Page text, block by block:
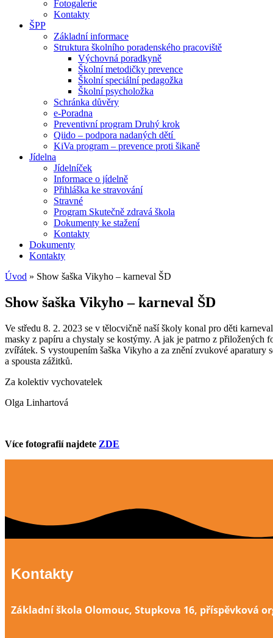
Fotogalerie
Kontakty
ŠPP
Základní informace
Struktura školního poradenského pracoviště
Výchovná poradkyně
Školní metodičky prevence
Školní speciální pedagožka
Školní psycholožka
Schránka důvěry
e-Poradna
Preventivní program Druhý krok
Qiido – podpora nadaných dětí
KiVa program – prevence proti šikaně
Jídelna
Jídelníček
Informace o jídelně
Přihláška ke stravování
Stravné
Program Skutečně zdravá škola
Dokumenty ke stažení
Kontakty
Dokumenty
Kontakty
Úvod » Show šaška Vikyho – karneval ŠD
Show šaška Vikyho – karneval ŠD
Ve středu 8. 2. 2023 se v tělocvičně naší školy konal pro děti
masky z papíru a chystaly se kostýmy. A jak je patrno z přiložených
zvířátek. S vystoupením šaška Vikyho a za znění zvukové aparatury
a spousta zážitků.
Za kolektiv vychovatelek
Olga Linhartová
Více fotografií najdete ZDE
Kontakty
Základní škola Olomouc, Stupkova 16, příspěvková